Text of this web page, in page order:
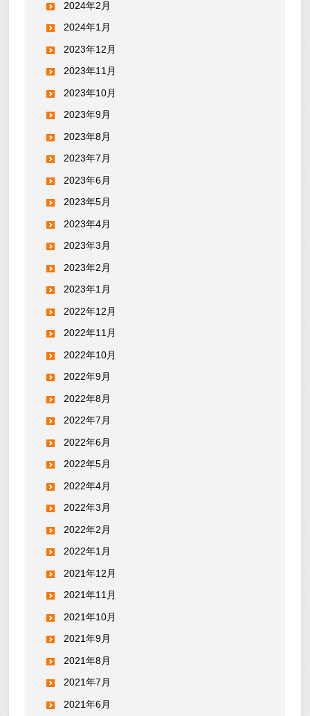
2024年2月
2024年1月
2023年12月
2023年11月
2023年10月
2023年9月
2023年8月
2023年7月
2023年6月
2023年5月
2023年4月
2023年3月
2023年2月
2023年1月
2022年12月
2022年11月
2022年10月
2022年9月
2022年8月
2022年7月
2022年6月
2022年5月
2022年4月
2022年3月
2022年2月
2022年1月
2021年12月
2021年11月
2021年10月
2021年9月
2021年8月
2021年7月
2021年6月